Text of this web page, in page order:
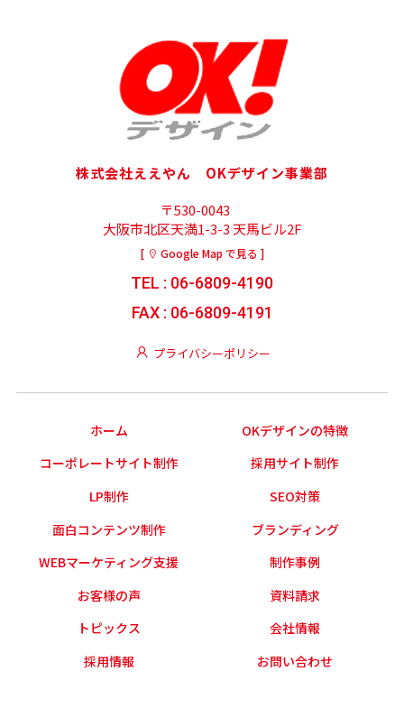
株式会社ええやん OKデザイン事業部
〒530-0043
大阪市北区天満1-3-3 天馬ビル2F
[ Google Map で見る ]
TEL : 06-6809-4190
FAX : 06-6809-4191
プライバシーポリシー
ホーム
OKデザインの特徴
コーポレートサイト制作
採用サイト制作
LP制作
SEO対策
面白コンテンツ制作
ブランディング
WEBマーケティング支援
制作事例
お客様の声
資料請求
トピックス
会社情報
採用情報
お問い合わせ